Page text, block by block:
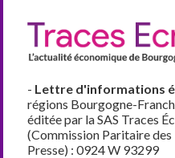
- Lettre d'informations
régions Bourgogne-
éditée par la SAS Traces
(Commission Paritaire
Presse) : 0924 W 93299